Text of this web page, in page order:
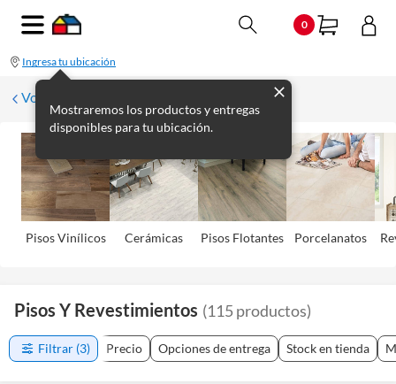
0
Ingresa tu ubicación
Mostraremos los productos y entregas
disponibles para tu ubicación.
Volver
Pisos Viní­licos Cerámicas Pisos Flotantes Porcelanatos
Pisos Y Revestimientos (115productos)
Filtrar (3) Precio Opciones de entrega Stock en tienda